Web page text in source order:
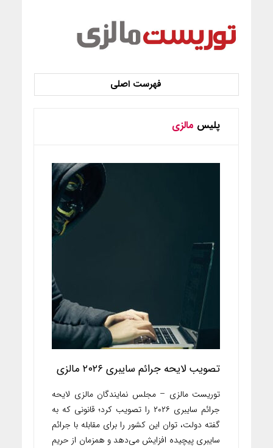
پلیس مالزی
تصویب لایحه جرائم سایبری ۲۰۲۶ مالزی
توریست مالزی – مجلس نمایندگان مالزی لایحه
جرائم سایبری ۲۰۲۶ را تصویب کرد؛ قانونی که به
گفته دولت، توان این کشور را برای مقابله با جرائم
سایبری پیچیده افزایش می‌دهد و همزمان از حریم